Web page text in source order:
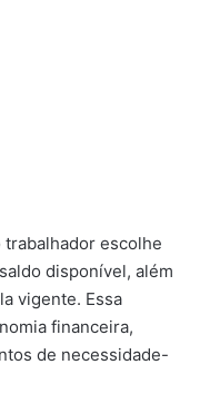
escolhe
disponível, além
vigente. Essa
financeira,
de necessidade-